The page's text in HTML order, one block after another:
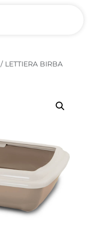
/ LETTIERA BIRBA